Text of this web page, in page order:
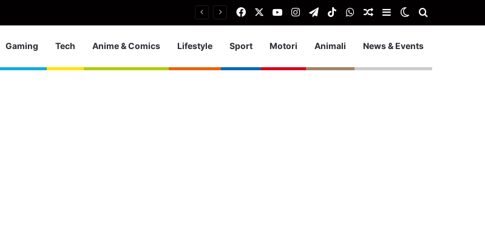
a Parigi 5 ori per l’azzurra FacebookYou TubeInstagram
TelegramTikTokWhatsApp
Articolo Random
Barra laterale
Cambia aspetto
Gaming Tech Anime & Comics Lifestyle Sport Motori Animali News & Events